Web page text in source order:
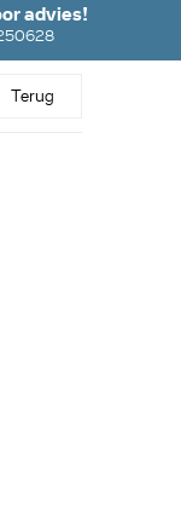
advies!
Terug